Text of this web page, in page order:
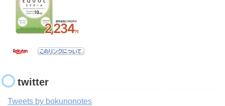
twitter
Tweets by bokunonotes